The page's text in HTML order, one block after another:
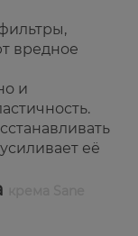
вредное
и
её